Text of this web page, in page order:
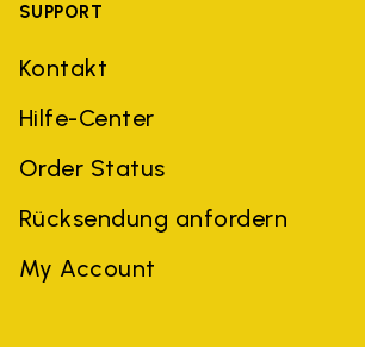
SUPPORT
Kontakt
Hilfe-Center
Order Status
Rücksendung anfordern
My Account